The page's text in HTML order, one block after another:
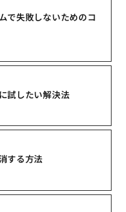
で失敗しないためのコ
試したい解決法
する方法